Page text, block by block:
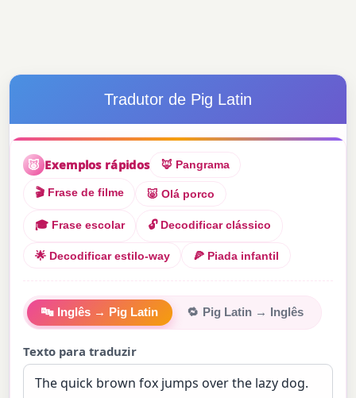
Tradutor de Pig Latin
🐷 Exemplos rápidos 🦊 Pangrama
🎬 Frase de filme 🐷 Olá porco
🎓 Frase escolar 🔓 Decodificar clássico
🌟 Decodificar estilo-way 🍕 Piada infantil
🔤 Inglês → Pig Latin 🔁 Pig Latin → Inglês
Texto para traduzir